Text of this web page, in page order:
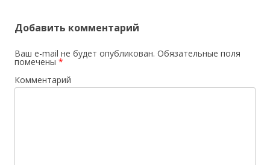
Добавить комментарий
Ваш e-mail не будет опубликован. Обязательные поля
помечены *
Комментарий